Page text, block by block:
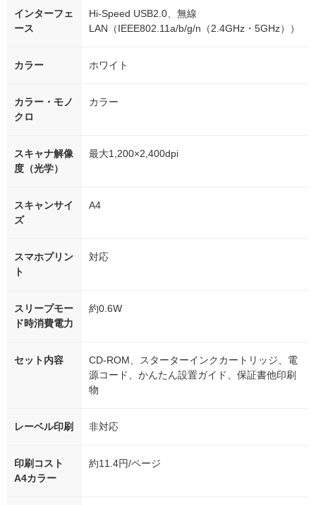
インターフェ
ース
Hi-Speed USB2.0、無線
LAN（IEEE802.11a/b/g/n（2.4GHz・5GHz））
カラー ホワイト
カラー・モノ
クロ
カラー
スキャナ解像
度（光学）
最大1,200×2,400dpi
スキャンサイ
ズ
A4
スマホプリン
ト
対応
スリープモー
ド時消費電力
約0.6W
セット内容
CD-ROM、スターターインクカートリッジ、電
源コード、かんたん設置ガイド、保証書他印刷
物
レーベル印刷 非対応
印刷コスト
A4カラー
約11.4円/ページ